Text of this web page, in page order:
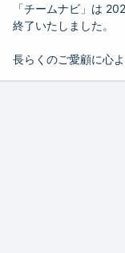
「チームナビ」は
終了いたしました。
長らくのご愛顧に心